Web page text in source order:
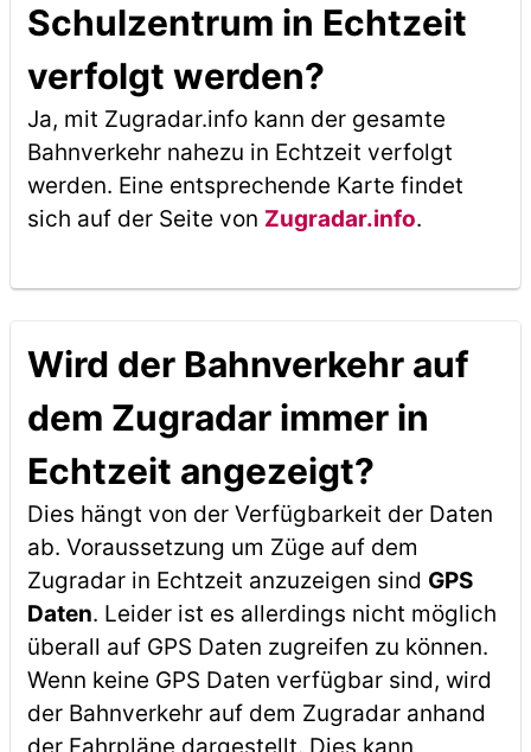
Schulzentrum in Echtzeit
verfolgt werden?
Ja, mit Zugradar.info kann der gesamte
Bahnverkehr nahezu in Echtzeit verfolgt
werden. Eine entsprechende Karte findet
sich auf der Seite von Zugradar.info.
Wird der Bahnverkehr auf
dem Zugradar immer in
Echtzeit angezeigt?
Dies hängt von der Verfügbarkeit der Daten
ab. Voraussetzung um Züge auf dem
Zugradar in Echtzeit anzuzeigen sind GPS
Daten. Leider ist es allerdings nicht möglich
überall auf GPS Daten zugreifen zu können.
Wenn keine GPS Daten verfügbar sind, wird
der Bahnverkehr auf dem Zugradar anhand